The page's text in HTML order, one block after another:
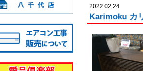
2022.02.24
Karimoku カ